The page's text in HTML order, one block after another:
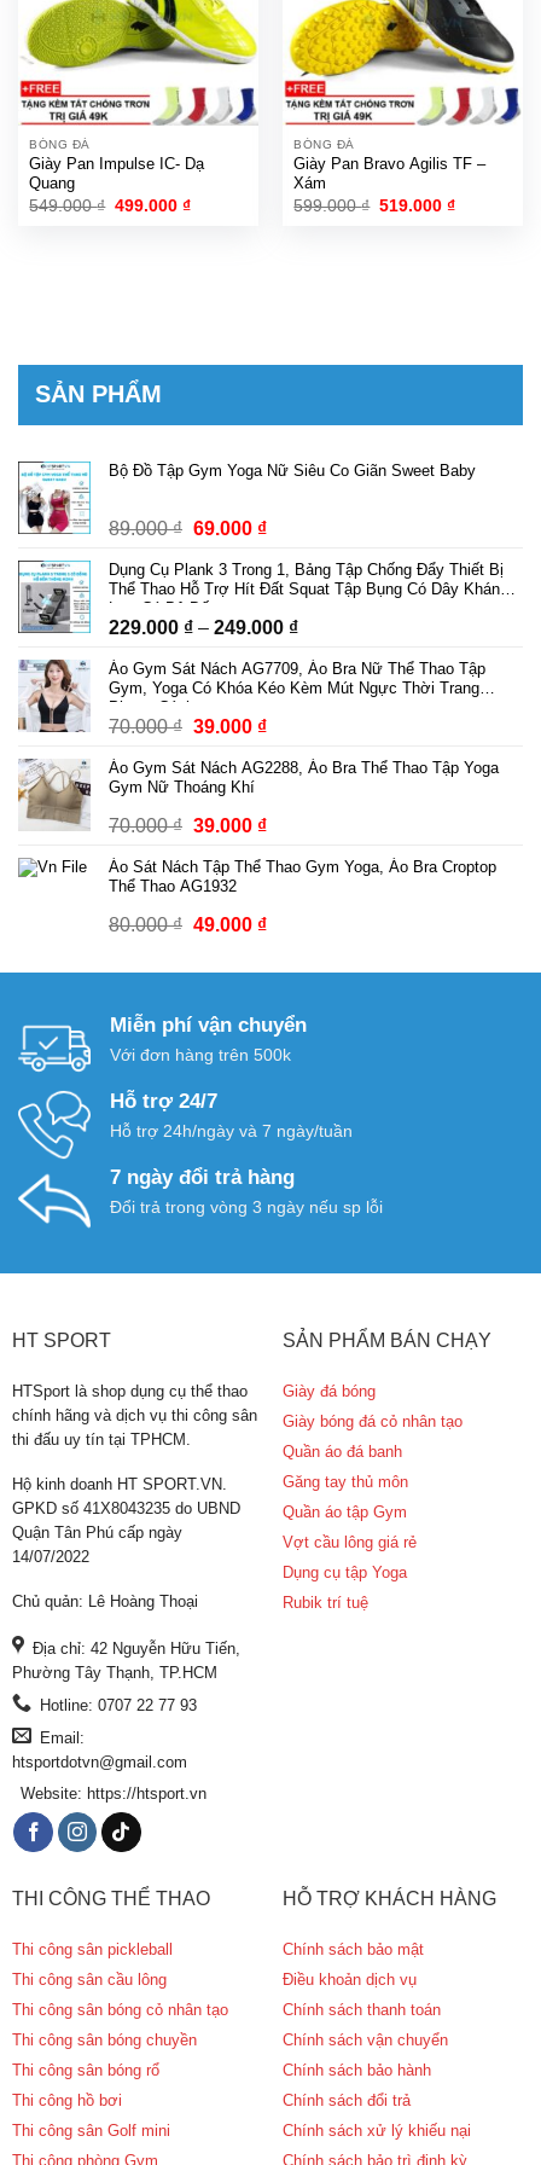
BÓNG ĐÁ
Giày Pan Impulse IC- Dạ
Quang
549.000₫ Giá
499.000₫Giá
BÓNG ĐÁ
Giày Pan Bravo Agilis TF –
Xám
599.000₫ Giá
519.000₫Giá
SẢN PHẨM
Bộ Đồ Tập Gym Yoga Nữ Siêu Co Giãn Sweet Baby
89.000₫ Giá
là:
89.000 ₫.
69.000 ₫Giá
tại
69.000 ₫.
Dụng Cụ Plank 3 Trong 1, Bảng Tập Chống Đẩy Thiết Bị
Thể Thao Hỗ Trợ Hít Đất Squat Tập Bụng Có Dây Kháng
Lực Có Bộ Đếm
229.000 ₫ – 249.000 ₫Khoảng
từ
229.000 ₫
Áo Gym Sát Nách AG7709, Áo Bra Nữ Thể Thao Tập
Gym, Yoga Có Khóa Kéo Kèm Mút Ngực Thời Trang
Phong Cách
70.000₫ Giá
là:
70.000 ₫.
39.000 ₫Giá
tại
39.000 ₫.
Áo Gym Sát Nách AG2288, Áo Bra Thể Thao Tập Yoga
Gym Nữ Thoáng Khí
70.000₫ Giá
là:
39.000 ₫Giá
tại
39.000 ₫.
Áo Sát Nách Tập Thể Thao Gym Yoga, Áo Bra Croptop
Thể Thao AG1932
80.000₫ Giá
là:
49.000 ₫Giá
tại
49.000 ₫.
Miễn phí vận chuyển
Với đơn hàng trên 500k
Hỗ trợ 24/7
Hỗ trợ 24h/ngày và 7 ngày/tuần
7 ngày đổi trả hàng
Đổi trả trong vòng 3 ngày nếu sp lỗi
HT SPORT
HTSport là shop dụng cụ thể thao
chính hãng và dịch vụ thi công sân
thi đấu uy tín tại TPHCM.
Hộ kinh doanh HT SPORT.VN.
GPKD số 41X8043235 do UBND
Quận Tân Phú cấp ngày
14/07/2022
Chủ quản: Lê Hoàng Thoại
Địa chỉ: 42 Nguyễn Hữu Tiến,
Phường Tây Thạnh, TP.HCM
Hotline: 0707 22 77 93
Email:
htsportdotvn@gmail.com
Website: https://htsport.vn
SẢN PHẨM BÁN CHẠY
Giày đá bóng
Giày bóng đá cỏ nhân tạo
Quần áo đá banh
Găng tay thủ môn
Quần áo tập Gym
Vợt cầu lông giá rẻ
Dụng cụ tập Yoga
Rubik trí tuệ
THI CÔNG THỂ THAO
Thi công sân pickleball
Thi công sân cầu lông
Thi công sân bóng cỏ nhân tạo
Thi công sân bóng chuyền
Thi công sân bóng rổ
Thi công hồ bơi
Thi công sân Golf mini
Thi công phòng Gym
HỖ TRỢ KHÁCH HÀNG
Chính sách bảo mật
Điều khoản dịch vụ
Chính sách thanh toán
Chính sách vận chuyển
Chính sách bảo hành
Chính sách đổi trả
Chính sách xử lý khiếu nại
Chính sách bảo trì định kỳ